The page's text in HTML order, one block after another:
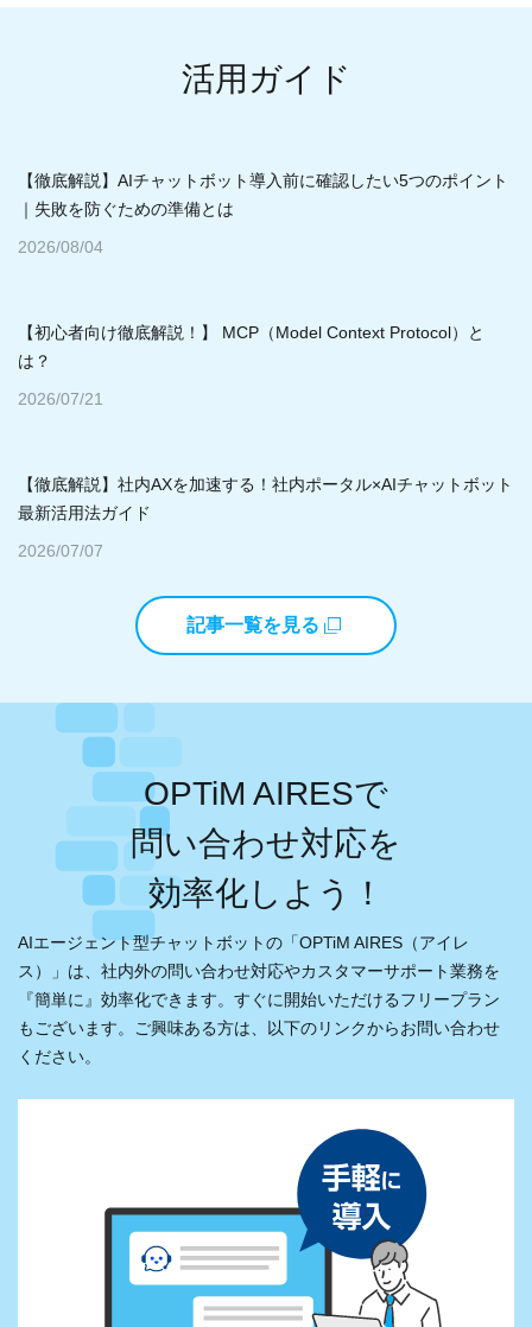
活用ガイド
【徹底解説】AIチャットボット導入前に確認したい5つのポイント
｜失敗を防ぐための準備とは
2026/08/04
【初心者向け徹底解説！】 MCP（Model Context Protocol）と
は？
2026/07/21
【徹底解説】社内AXを加速する！社内ポータル×AIチャットボット
最新活用法ガイド
2026/07/07
記事一覧を見る
OPTiM AIRESで
問い合わせ対応を
効率化しよう！
AIエージェント型チャットボットの「OPTiM AIRES（アイレ
ス）」は、 社内外の問い合わせ対応やカスタマーサポート業務を
『簡単に』効率化できます。 すぐに開始いただけるフリープラン
もございます。ご興味ある方は、以下のリンクからお問い合わせ
ください。